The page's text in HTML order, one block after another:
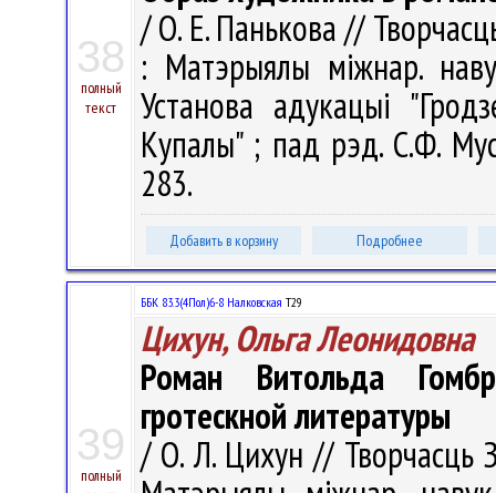
38
полный
текст
/ О. Е. Панькова //
: Матэрыялы міжнар.
Установа адукацыі
Купалы" ; пад рэд. С.Ф.
283.
Добавить в корзину Подробнее
39
полный
ББК 83.3(4Пол)6-8 Налковская Т29
Цихун, Ольга Леонидовна
Роман Витольда
гротескной литературы
/ О. Л. Цихун // Творчасць